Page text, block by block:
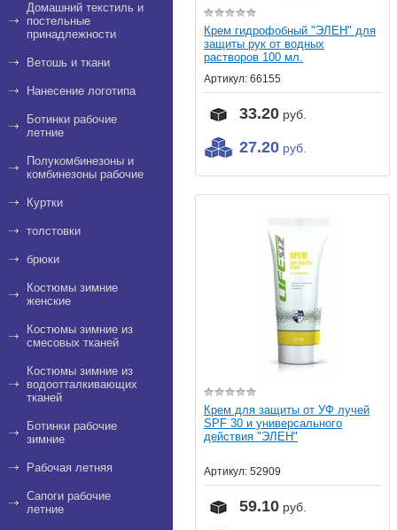
Домашний текстиль и
постельные
принадлежности
Ветошь и ткани
Нанесение логотипа
Ботинки рабочие
летние
Полукомбинезоны и
комбинезоны рабочие
Куртки
толстовки
брюки
Костюмы зимние
женские
Костюмы зимние из
смесовых тканей
Костюмы зимние из
водоотталкивающих
тканей
Ботинки рабочие
зимние
Рабочая летняя
Сапоги рабочие
летние
Крем гидрофобный "ЭЛЕН" для
защиты рук от водных
растворов 100 мл.
Артикул: 66155
33.20 руб.
27.20 руб.
Крем для защиты от УФ лучей
SPF 30 и универсального
действия "ЭЛЕН"
Артикул: 52909
59.10 руб.